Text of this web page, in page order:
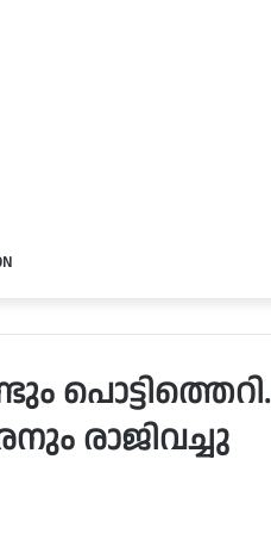
പൊട്ടിത്തെറി.
രാജിവച്ചു